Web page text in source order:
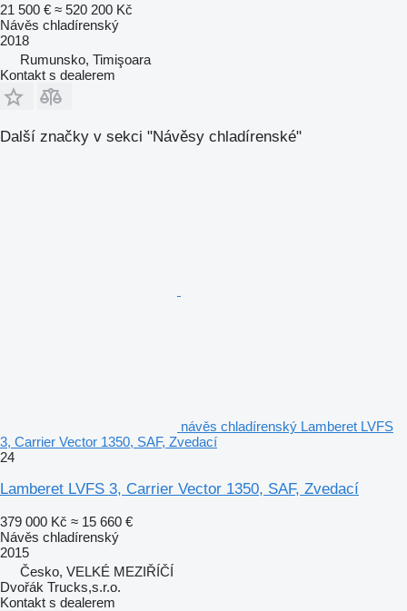
21 500 € ≈ 520 200 Kč
Návěs chladírenský
2018
Rumunsko, Timişoara
Kontakt s dealerem
Další značky v sekci "Návěsy chladírenské"
návěs chladírenský Lamberet LVFS
3, Carrier Vector 1350, SAF, Zvedací
24
Lamberet LVFS 3, Carrier Vector 1350, SAF, Zvedací
379 000 Kč ≈ 15 660 €
Návěs chladírenský
2015
Česko, VELKÉ MEZIŘÍČÍ
Dvořák Trucks,s.r.o.
Kontakt s dealerem